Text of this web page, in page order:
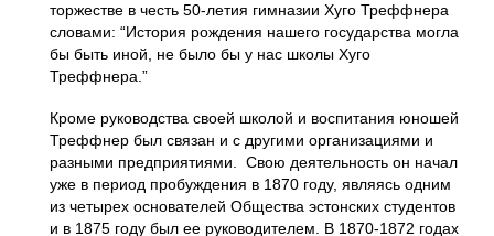
торжестве в честь 50-летия гимназии Хуго Треффнера
словами: “История рождения нашего государства могла
бы быть иной, не было бы у нас школы Хуго
Треффнера.”
Кроме руководства своей школой и воспитания юношей
Треффнер был связан и с другими организациями и
разными предприятиями. Свою деятельность он начал
уже в период пробуждения в 1870 году, являясь одним
из четырех основателей Общества эстонских студентов
и в 1875 году был ее руководителем. В 1870-1872 годах